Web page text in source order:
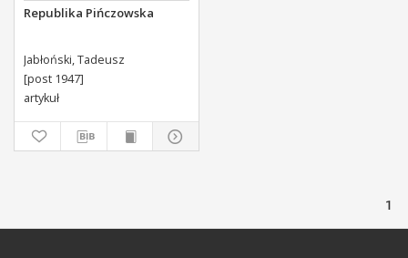
Republika Pińczowska
Jabłoński, Tadeusz
[post 1947]
artykuł
1